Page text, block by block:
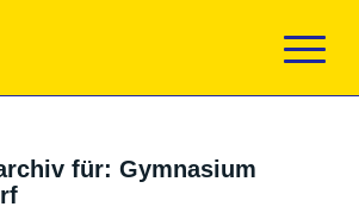
für: Gymnasium